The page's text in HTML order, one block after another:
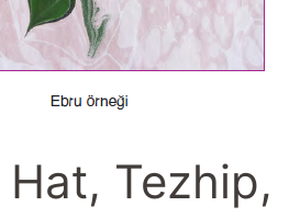
Tezhip,